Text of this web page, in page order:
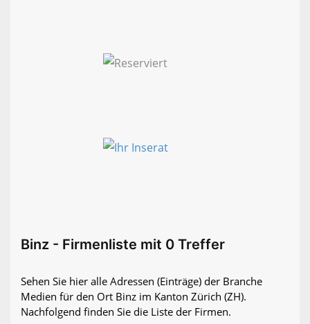
Binz - Firmenliste mit 0 Treffer
Sehen Sie hier alle Adressen (Einträge) der Branche
Medien für den Ort Binz im Kanton Zürich (ZH).
Nachfolgend finden Sie die Liste der Firmen.